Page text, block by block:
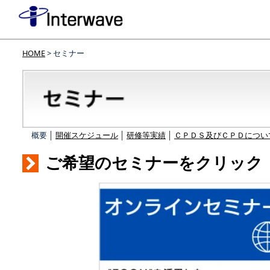
HOME> セミナー
概要 │ 開催スケジュール 研修等実績 ＣＰＤＳ及びＣＰＤにつ
ご希望のセミナーをクリック